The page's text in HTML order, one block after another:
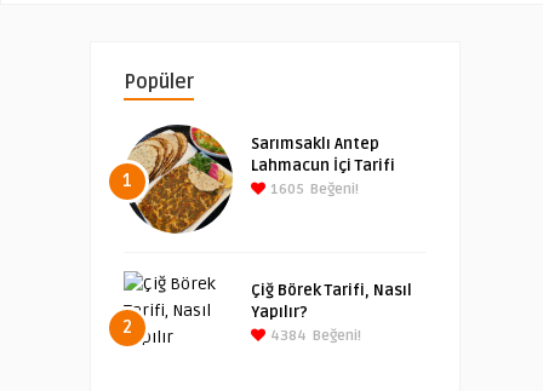
Popüler
1
Sarımsaklı Antep
Lahmacun İçi Tarifi
1605 Beğeni!
2
Çiğ Börek Tarifi, Nasıl
Yapılır?
4384 Beğeni!